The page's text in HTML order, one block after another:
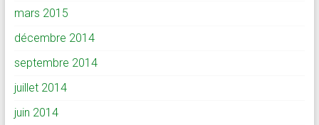
mars 2015
décembre 2014
septembre 2014
juillet 2014
juin 2014